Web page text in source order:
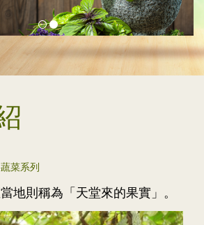
菜系列
地則稱為「天堂來的果實」。